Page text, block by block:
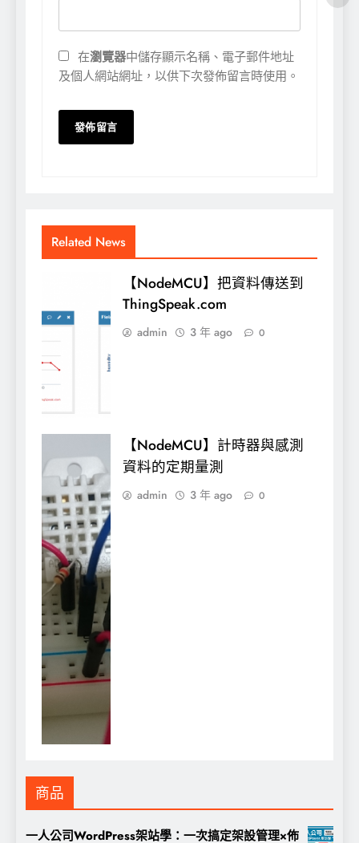
在瀏覽器中儲存顯示名稱、電子郵件地址
及個人網站網址，以供下次發佈留言時使用。
Related News
【NodeMCU】把資料傳送到
ThingSpeak.com
admin 3 年 ago 0
【NodeMCU】計時器與感測
資料的定期量測
admin 3 年 ago 0
商品
一人公司WordPress架站學：一次搞定架設管理×佈